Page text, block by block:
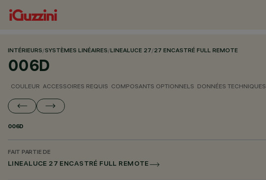
INTÉRIEURS/SYSTÈMES LINÉAIRES/LINEALUCE 27/27 ENCASTRÉ FULL REMOTE
006D
COULEUR ACCESSOIRES REQUIS COMPOSANTS OPTIONNELS DONNÉES TECHNIQUES
006D
FAIT PARTIE DE
LINEALUCE 27 ENCASTRÉ FULL REMOTE